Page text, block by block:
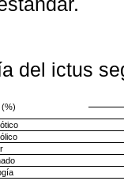
del ictus
(%)